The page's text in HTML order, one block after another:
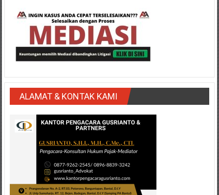
ALAMAT & KONTAK KAMI